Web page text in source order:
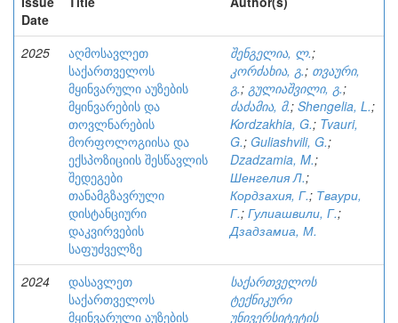
Date
2025
აღმოსავლეთ
საქართველოს
მყინვარული აუზების
მყინვარების და
თოვლნარების
მორფოლოგიისა და
ექსპოზიციის შესწავლის
შედეგები
თანამგზავრული
დისტანციური
დაკვირვების
საფუძველზე
შენგელია, ლ.;
კორძახია, გ.; თვაური,
გ.; გულიაშვილი, გ.;
ძაძამია, მ.; Shengelia, L.;
Kordzakhia, G.; Tvauri,
G.; Guliashvili, G.;
Dzadzamia, M.;
Шенгелия Л.;
Кордзахия, Г.; Тваури,
Г.; Гулиашвили, Г.;
Дзадзамиа, М.
2024
დასავლეთ
საქართველოს
მყინვარული აუზების
საქართველოს
ტექნიკური
უნივერსიტეტის